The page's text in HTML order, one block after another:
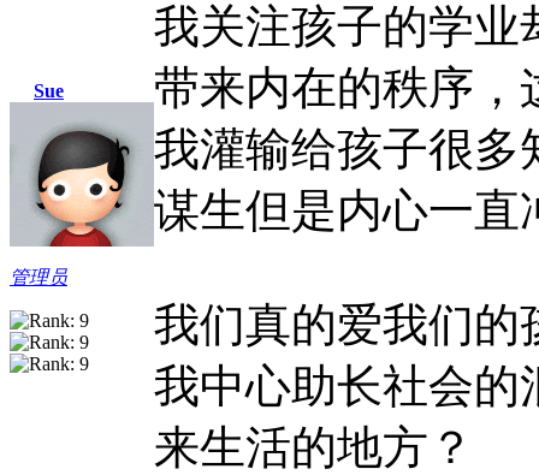
Sue
管理员
我关注孩子的学业
带来内在的秩序，
我灌输给孩子很多
谋生但是内心一直
我们真的爱我们的
我中心助长社会的
来生活的地方？